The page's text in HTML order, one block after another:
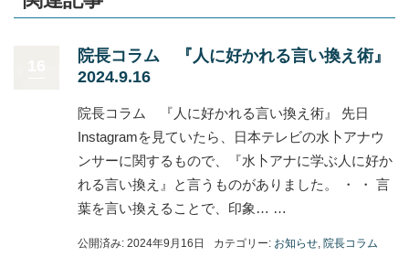
院長コラム 『人に好かれる言い換え術』
2024.9.16
院長コラム 『人に好かれる言い換え術』 先日
Instagramを見ていたら、日本テレビの水卜アナウ
ンサーに関するもので、『水卜アナに学ぶ人に好か
れる言い換え』と言うものがありました。 ・ ・ 言
葉を言い換えることで、印象… …
公開済み: 2024年9月16日 カテゴリー: お知らせ, 院長コラム